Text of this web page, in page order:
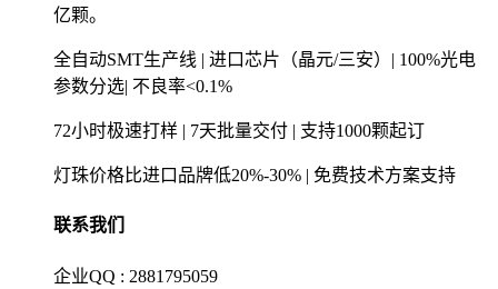
亿颗。
全自动SMT生产线 | 进口芯片（晶元/三安）| 100%光电
参数分选| 不良率<0.1%
72小时极速打样 | 7天批量交付 | 支持1000颗起订
灯珠价格比进口品牌低20%-30% | 免费技术方案支持
联系我们
企业QQ : 2881795059